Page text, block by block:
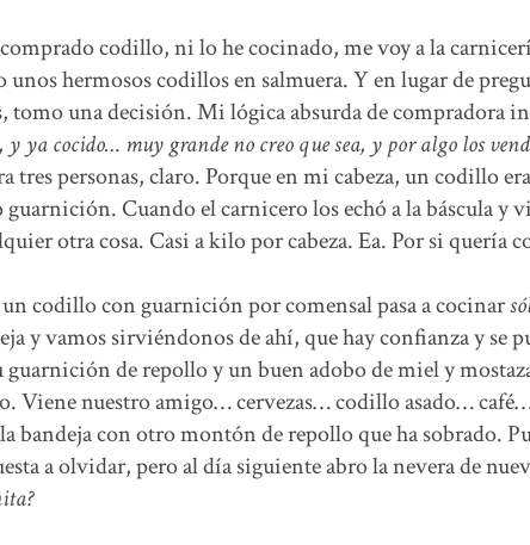
codillo, ni lo he cocinado, me voy a la
unos hermosos codillos en salmuera. Y en lugar de
tomo una decisión. Mi lógica absurda de compradora
y ya cocido… muy grande no creo que sea, y por algo los
tres personas, claro. Porque en mi cabeza, un codillo
guarnición. Cuando el carnicero los echó a la báscula y
otra cosa. Casi a kilo por cabeza. Ea. Por si quería
codillo con guarnición por comensal pasa a cocinar
y vamos sirviéndonos de ahí, que hay confianza y se
guarnición de repollo y un buen adobo de miel y
Viene nuestro amigo… cervezas… codillo asado… café…
bandeja con otro montón de repollo que ha sobrado.
a olvidar, pero al día siguiente abro la nevera de